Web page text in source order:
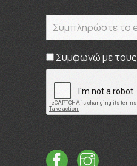
Συμφωνώ με τους